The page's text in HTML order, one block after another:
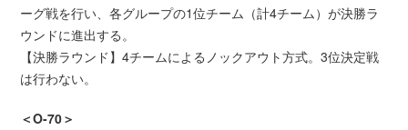
ーグ戦を行い、各グループの1位チーム（計4チーム）が決勝ラ
ウンドに進出する。
【決勝ラウンド】4チームによるノックアウト方式。3位決定戦
は行わない。
＜O-70＞